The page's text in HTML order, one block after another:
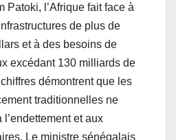
Patoki, l’Afrique fait face à
de plus de
et à des besoins de
excédant 130 milliards de
démontrent que les
traditionnelles ne
et aux
Le ministre sénégalais